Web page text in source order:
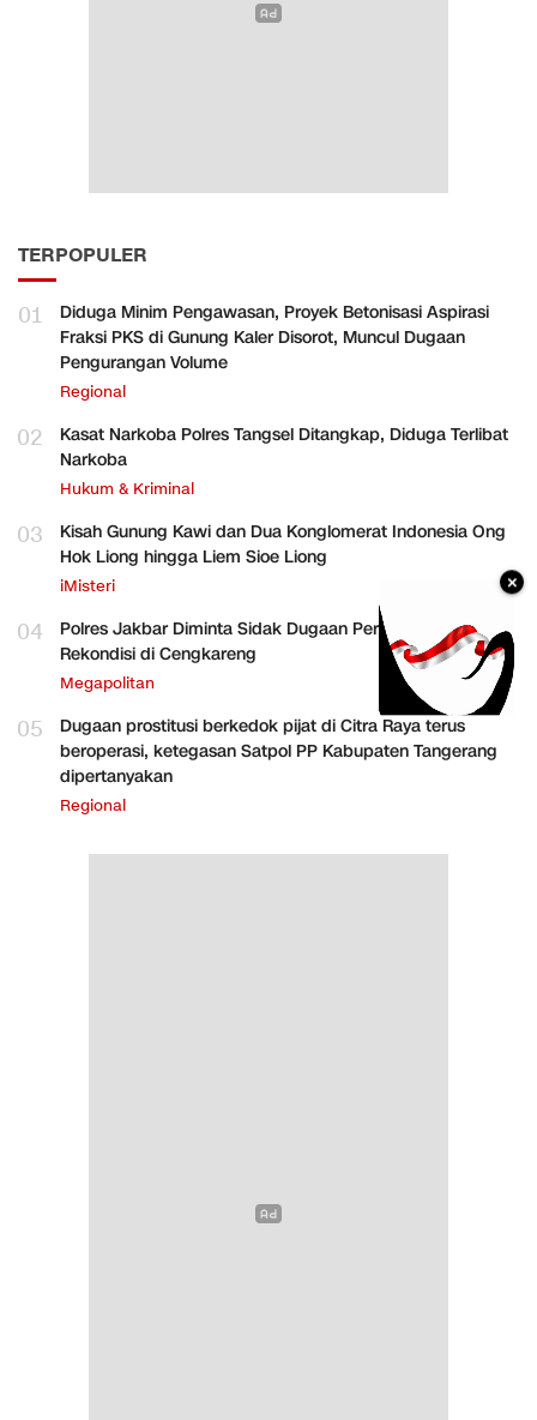
TERPOPULER
01
Diduga Minim Pengawasan, Proyek Betonisasi Aspirasi
Fraksi PKS di Gunung Kaler Disorot, Muncul Dugaan
Pengurangan Volume
Regional
02
Kasat Narkoba Polres Tangsel Ditangkap, Diduga Terlibat
Narkoba
Hukum & Kriminal
03
Kisah Gunung Kawi dan Dua Konglomerat Indonesia Ong
Hok Liong hingga Liem Sioe Liong
iMisteri
04
Polres Jakbar Diminta Sidak Dugaan Perakitan HP
Rekondisi di Cengkareng
Megapolitan
05
Dugaan prostitusi berkedok pijat di Citra Raya terus
beroperasi, ketegasan Satpol PP Kabupaten Tangerang
dipertanyakan
Regional
×